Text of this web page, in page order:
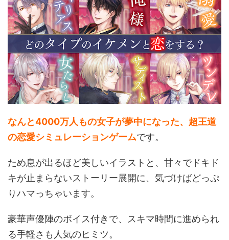
なんと4000万人もの女子が夢中になった、超王道
の恋愛シミュレーションゲームです。
ため息が出るほど美しいイラストと、甘々でドキド
キが止まらないストーリー展開に、気づけばどっぷ
りハマっちゃいます。
豪華声優陣のボイス付きで、スキマ時間に進められ
る手軽さも人気のヒミツ。